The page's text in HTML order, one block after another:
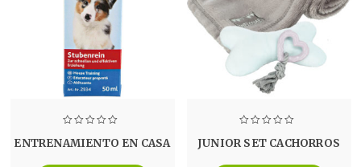
ENTRENAMIENTO EN CASA JUNIOR SET CACHORROS